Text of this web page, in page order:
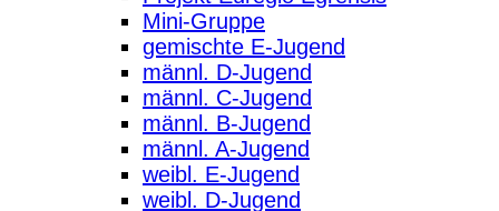
Mini-Gruppe
gemischte E-Jugend
männl. D-Jugend
männl. C-Jugend
männl. B-Jugend
männl. A-Jugend
weibl. E-Jugend
weibl. D-Jugend